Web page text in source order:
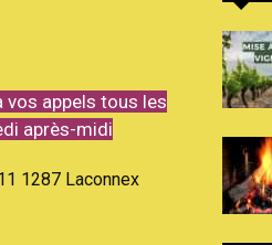
vos appels tous les
après-midi
1287 Laconnex